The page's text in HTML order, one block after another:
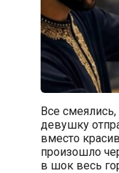
Все
девушку
вместо
произошло
в шок весь